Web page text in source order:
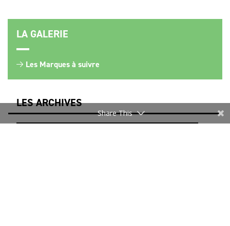
LA GALERIE
Les Marques à suivre
LES ARCHIVES
Share This